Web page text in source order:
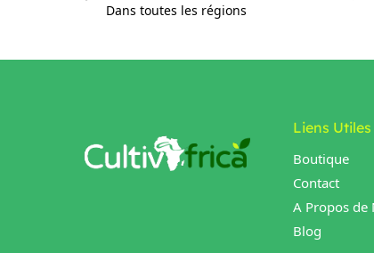
Dans toutes les régions
Liens Utiles
Boutique
Contact
A Propos de
Blog